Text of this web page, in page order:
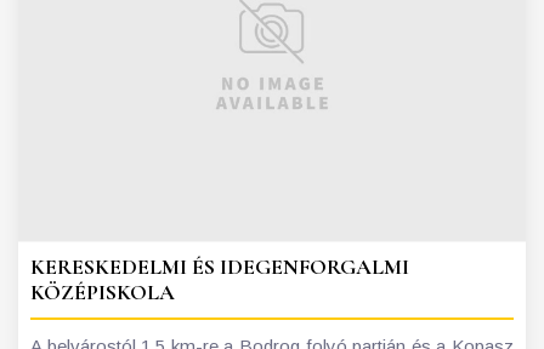
KERESKEDELMI ÉS IDEGENFORGALMI
KÖZÉPISKOLA